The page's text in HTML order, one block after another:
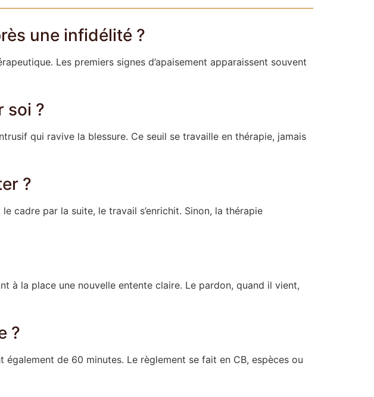
une infidélité ?
Les premiers signes d’apaisement apparaissent souvent
soi ?
qui ravive la blessure. Ce seuil se travaille en thérapie, jamais
?
cadre par la suite, le travail s’enrichit. Sinon, la thérapie
à la place une nouvelle entente claire. Le pardon, quand il vient,
?
également de 60 minutes. Le règlement se fait en CB, espèces ou